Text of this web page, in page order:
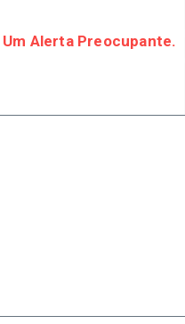
Alerta Preocupante.